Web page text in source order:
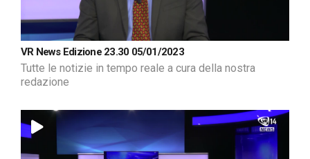
VR News Edizione 23.30 05/01/2023
Tutte le notizie in tempo reale a cura della nostra
redazione